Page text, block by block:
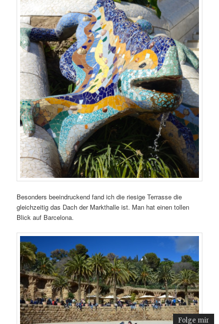
Besonders beeindruckend fand ich die riesige Terrasse die
gleichzeitig das Dach der Markthalle ist. Man hat einen tollen
Blick auf Barcelona.
Folge mir